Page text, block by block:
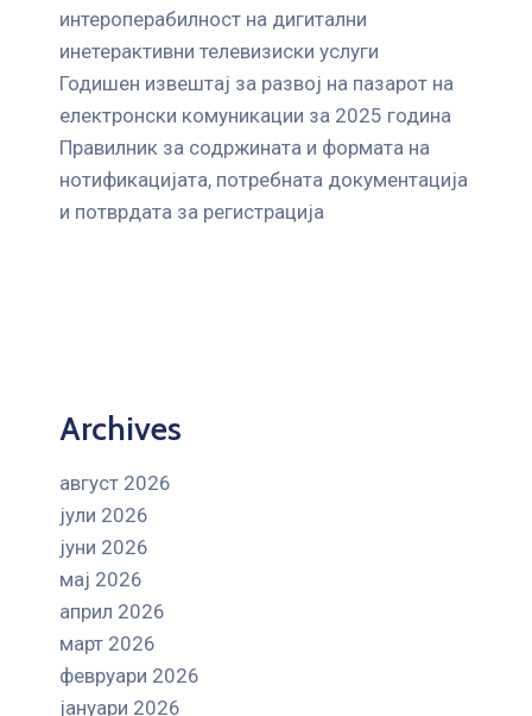
интероперабилност на дигитални
инетерактивни телевизиски услуги
Годишен извештај за развој на пазарот на
електронски комуникации за 2025 година
Правилник за содржината и формата на
нотификацијата, потребната документација
и потврдата за регистрација
Archives
август 2026
јули 2026
јуни 2026
мај 2026
април 2026
март 2026
февруари 2026
јануари 2026